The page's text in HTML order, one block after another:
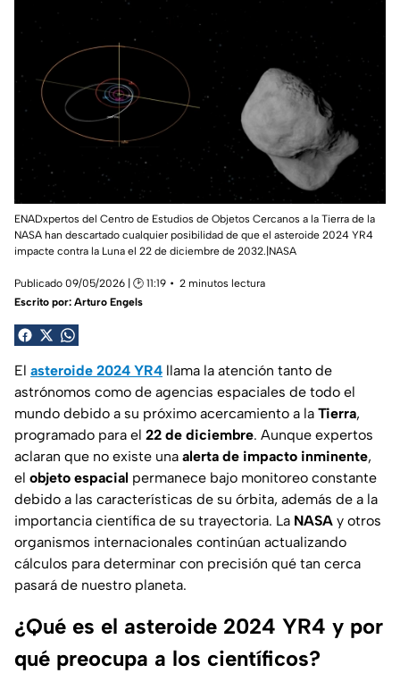
ENADxpertos del Centro de Estudios de Objetos Cercanos a la Tierra de la
NASA han descartado cualquier posibilidad de que el asteroide 2024 YR4
impacte contra la Luna el 22 de diciembre de 2032.|NASA
Publicado 09/05/2026 | 🕑 11:19
2 minutos lectura
Escrito por: Arturo Engels
El asteroide 2024 YR4 llama la atención tanto de
astrónomos como de agencias espaciales de todo el
mundo debido a su próximo acercamiento a la Tierra,
programado para el 22 de diciembre. Aunque expertos
aclaran que no existe una alerta de impacto inminente,
el objeto espacial permanece bajo monitoreo constante
debido a las características de su órbita, además de a la
importancia científica de su trayectoria. La NASA y otros
organismos internacionales continúan actualizando
cálculos para determinar con precisión qué tan cerca
pasará de nuestro planeta.
¿Qué es el asteroide 2024 YR4 y por
qué preocupa a los científicos?